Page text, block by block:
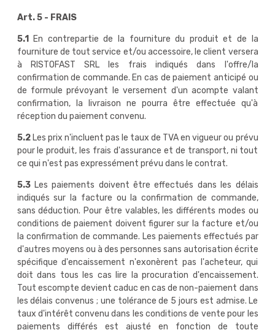
Art. 5 - FRAIS
5.1
En contrepartie de la fourniture du produit et de la
fourniture de tout service et/ou accessoire, le client versera
à RISTOFAST SRL les frais indiqués dans l'offre/la
confirmation de commande. En cas de paiement anticipé ou
de formule prévoyant le versement d'un acompte valant
confirmation, la livraison ne pourra être effectuée qu'à
réception du paiement convenu.
5.2Les prix n'incluent pas le taux de TVA en vigueur ou prévu
pour le produit, les frais d'assurance et de transport, ni tout
ce qui n'est pas expressément prévu dans le contrat.
5.3Les paiements doivent être effectués dans les délais
indiqués sur la facture ou la confirmation de commande,
sans déduction. Pour être valables, les différents modes ou
conditions de paiement doivent figurer sur la facture et/ou
la confirmation de commande. Les paiements effectués par
d'autres moyens ou à des personnes sans autorisation écrite
spécifique d'encaissement n'exonèrent pas l'acheteur, qui
doit dans tous les cas lire la procuration d'encaissement.
Tout escompte devient caduc en cas de non-paiement dans
les délais convenus ; une tolérance de 5 jours est admise. Le
taux d'intérêt convenu dans les conditions de vente pour les
paiements différés est ajusté en fonction de toute